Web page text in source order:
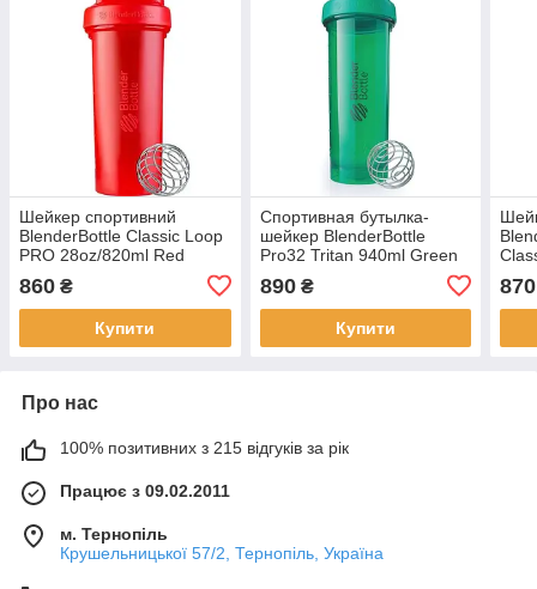
Шейкер спортивний
BlenderBottle Classic Loop
PRO 28oz/820ml Red
860 ₴
Купити
Спортивная бутылка-
шейкер BlenderBottle
Pro32 Tritan 940ml Green
890₴
Купити
870
Про нас
100% позитивних з 215 відгуків за рік
Працює з 09.02.2011
м. Тернопіль
Крушельницької 57/2, Тернопіль, Україна